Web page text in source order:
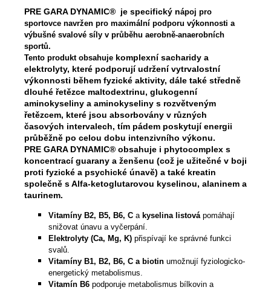
PRE GARA DYNAMIC® je specifický nápoj pro
sportovce navržen pro maximální podporu výkonnosti a
výbušné svalové síly v průběhu aerobně-anaerobních
sportů.
Tento produkt obsahuje komplexní sacharidy a
elektrolyty, které podporují udržení vytrvalostní
výkonnosti během fyzické aktivity, dále také středně
dlouhé řetězce maltodextrinu, glukogenní
aminokyseliny a aminokyseliny s rozvětveným
řetězcem, které jsou absorbovány v různých
časových intervalech, tím pádem poskytují energii
průběžně po celou dobu intenzivního výkonu.
PRE GARA DYNAMIC® obsahuje i phytocomplex s
koncentrací guarany a ženšenu (což je užitečné v boji
proti fyzické a psychické únavě) a také kreatin
společně s Alfa-ketoglutarovou kyselinou, alaninem a
taurinem.
Vitamíny B2, B5, B6, C a kyselina listová pomáhají
snižovat únavu a vyčerpání.
Elektrolyty (Ca, Mg, K) přispívají ke správné funkci
svalů.
Vitamíny B1, B2, B6, C a biotin umožnují fyziologicko-
energetický metabolismus.
Vitamín B6 podporuje metabolismus bílkovin a